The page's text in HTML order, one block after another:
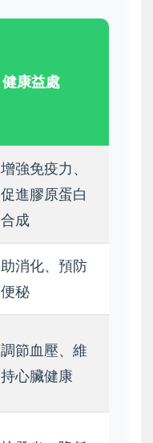
健康益處
增強免疫力、
促進膠原蛋白
合成
助消化、預防
便秘
調節血壓、維
持心臟健康